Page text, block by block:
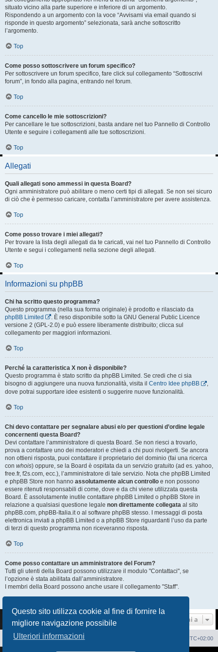
Questo sito utilizza cookie al fine di fornire la
migliore navigazione possibile
Ulteriori informazioni
situato vicino alla parte superiore e inferiore di un argomento.
Rispondendo a un argomento con la voce “Avvisami via email quando si
risponde in questo argomento” selezionata, sarà anche sottoscritto
l’argomento.
Top
Come posso sottoscrivere un forum specifico?
Per sottoscrivere un forum specifico, fare click sul collegamento “Sottoscrivi
forum”, in fondo alla pagina, entrando nel forum.
Top
Come cancello le mie sottoscrizioni?
Per cancellare le tue sottoscrizioni, basta andare nel tuo Pannello di Controllo
Utente e seguire i collegamenti alle tue sottoscrizioni.
Top
Allegati
Quali allegati sono ammessi in questa Board?
Ogni amministratore può abilitare o meno certi tipi di allegati. Se non sei sicuro
di ciò che è permesso caricare, contatta l’amministratore per avere assistenza.
Top
Come posso trovare i miei allegati?
Per trovare la lista degli allegati da te caricati, vai nel tuo Pannello di Controllo
Utente e segui i collegamenti nella sezione degli allegati.
Top
Informazioni su phpBB
Chi ha scritto questo programma?
Questo programma (nella sua forma originale) è prodotto e rilasciato da
phpBB Limited
. È reso disponibile sotto la GNU General Public Licence
versione 2 (GPL-2.0) e può essere liberamente distribuito; clicca sul
collegamento per maggiori informazioni.
Top
Perché la caratteristica X non è disponibile?
Questo programma è stato scritto da phpBB Limited. Se credi che ci sia
bisogno di aggiungere una nuova funzionalità, visita il Centro Idee phpBB
,
dove potrai supportare idee esistenti o suggerire nuove funzionalità.
Top
Chi devo contattare per segnalare abusi e/o per questioni d’ordine legale
concernenti questa Board?
Devi contattare l’amministratore di questa Board. Se non riesci a trovarlo,
prova a contattare uno dei moderatori e chiedi a chi puoi rivolgerti. Se ancora
non ottieni risposta, puoi contattare il proprietario del dominio (fai una ricerca
con whois) oppure, se la Board è ospitata da un servizio gratuito (ad es. yahoo,
free.fr, f2s.com, ecc.), l’amministratore di tale servizio. Nota che phpBB Limited
e phpBB Store non hanno assolutamente alcun controllo e non possono
essere ritenuti responsabili di come, dove e da chi viene utilizzata questa
Board. È assolutamente inutile contattare phpBB Limited o phpBB Store in
relazione a qualsiasi questione legale non direttamente collegata al sito
phpBB.com, phpBB-Italia.it o al software phpBB stesso. I messaggi di posta
elettronica inviati a phpBB Limited o a phpBB Store riguardanti l’uso da parte
di terzi di questo programma non riceveranno risposta.
Top
Come posso contattare un amministratore del Forum?
Tutti gli utenti della Board possono utilizzare il modulo "Contattaci", se
l’opzione è stata abilitata dall’amministratore.
I membri della Board possono anche usare il collegamento "Staff".
Vai a
Sito Web Forum UTC+02:00